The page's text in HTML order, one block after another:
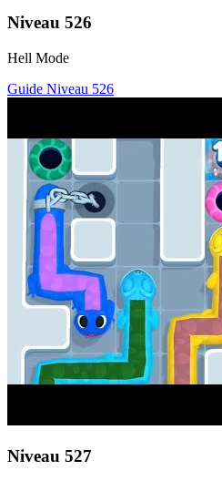
Niveau 526
Hell Mode
Guide Niveau 526
Niveau 527